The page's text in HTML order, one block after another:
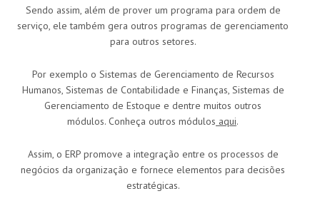
Sendo assim, além de prover um programa para ordem de
serviço, ele também gera outros programas de gerenciamento
para outros setores.
Por exemplo o Sistemas de Gerenciamento de Recursos
Humanos, Sistemas de Contabilidade e Finanças, Sistemas de
Gerenciamento de Estoque e dentre muitos outros
módulos. Conheça outros módulos aqui.
Assim, o ERP promove a integração entre os processos de
negócios da organização e fornece elementos para decisões
estratégicas.